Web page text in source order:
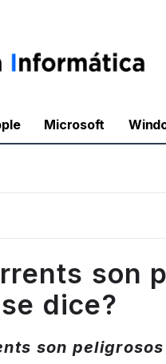
Microsoft
son
dice?
son